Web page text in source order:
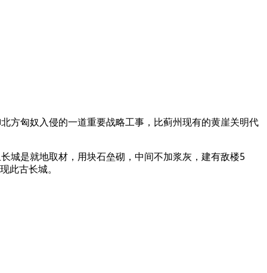
方匈奴入侵的一道重要战略工事，比蓟州现有的黄崖关明代
城是就地取材，用块石垒砌，中间不加浆灰，建有敌楼5
此古长城。